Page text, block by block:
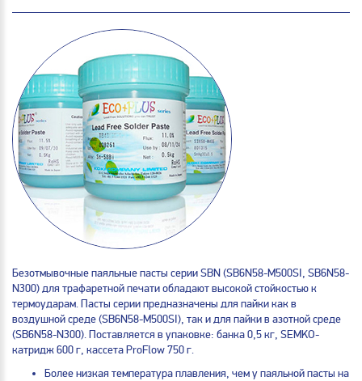
Безотмывочные паяльные пасты серии SBN (SB6N58-M500SI, SB6N58-
N300) для трафаретной печати обладают высокой стойкостью к
термоударам. Пасты серии предназначены для пайки как в
воздушной среде (SB6N58-M500SI), так и для пайки в азотной среде
(SB6N58-N300). Поставляется в упаковке: банка 0,5 кг, SEMKO-
катридж 600 г, кассета ProFlow 750 г.
Более низкая температура плавления, чем у паяльной пасты на